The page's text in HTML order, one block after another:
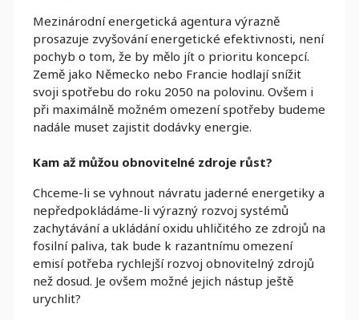
Mezinárodní energetická agentura výrazně
prosazuje zvyšování energetické efektivnosti, není
pochyb o tom, že by mělo jít o prioritu koncepcí.
Země jako Německo nebo Francie hodlají snížit
svoji spotřebu do roku 2050 na polovinu. Ovšem i
při maximálně možném omezení spotřeby budeme
nadále muset zajistit dodávky energie.
Kam až můžou obnovitelné zdroje růst?
Chceme-li se vyhnout návratu jaderné energetiky a
nepředpokládáme-li výrazný rozvoj systémů
zachytávání a ukládání oxidu uhličitého ze zdrojů na
fosilní paliva, tak bude k razantnímu omezení
emisí potřeba rychlejší rozvoj obnovitelný zdrojů
než dosud. Je ovšem možné jejich nástup ještě
urychlit?